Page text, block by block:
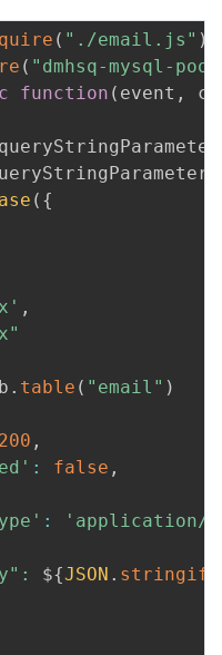
( "./email.js" )
( "dmhsq-mysql-
function ( event ,
( {
,
. table ( "email" )
200 ,
: false ,
:
'application/
${JSON . stringify